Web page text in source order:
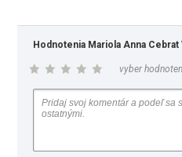
Hodnotenia Mariola Anna Cebrat
vyber